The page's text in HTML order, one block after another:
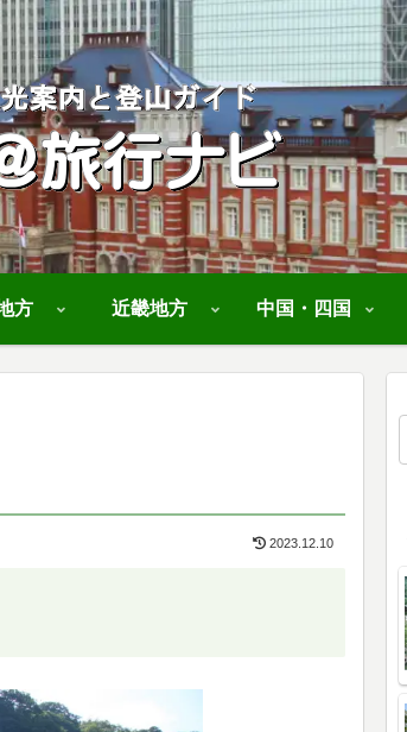
方 近畿地方 中国・四国
2023.12.10